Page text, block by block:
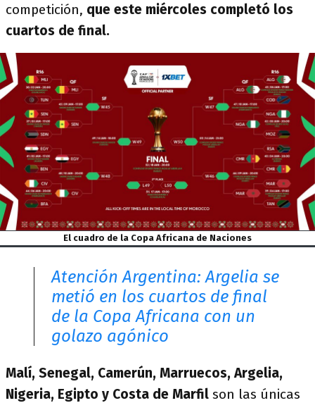
competición, que este miércoles completó los
cuartos de final.
El cuadro de la Copa Africana de Naciones
Atención Argentina: Argelia se
metió en los cuartos de final
de la Copa Africana con un
golazo agónico
Malí, Senegal, Camerún, Marruecos, Argelia,
Nigeria, Egipto y Costa de Marfil son las únicas